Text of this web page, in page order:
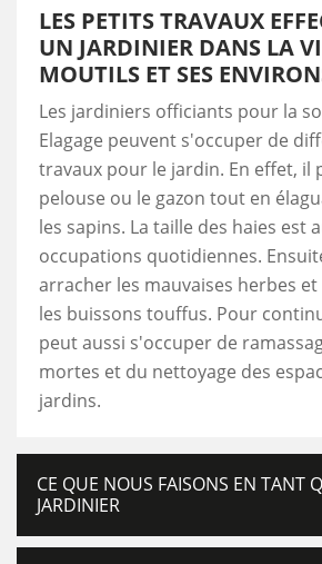
LES PETITS TRAVAUX
UN JARDINIER DANS LA
MOUTILS ET SES
Les jardiniers officiants pour la
Elagage peuvent s'occuper de
travaux pour le jardin. En effet, il
pelouse ou le gazon tout en
les sapins. La taille des haies est
occupations quotidiennes.
arracher les mauvaises herbes
les buissons touffus. Pour
peut aussi s'occuper de
mortes et du nettoyage des
jardins.
CE QUE NOUS FAISONS EN TANT
JARDINIER